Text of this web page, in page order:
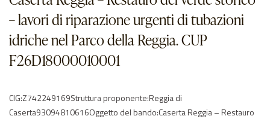
– lavori di riparazione urgenti di tubazioni
idriche nel Parco della Reggia. CUP
F26D18000010001
CIG:Z742249169Struttura proponente:Reggia di
Caserta93094810616Oggetto del bando:Caserta Reggia – Restauro